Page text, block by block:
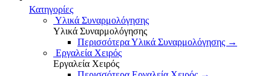
Κατηγορίες
Υλικά Συναρμολόγησης
Υλικά Συναρμολόγησης
Περισσότερα Υλικά Συναρμολόγησης →
Εργαλεία Χειρός
Εργαλεία Χειρός